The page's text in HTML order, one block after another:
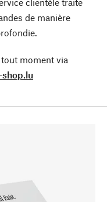
de manière
moment via